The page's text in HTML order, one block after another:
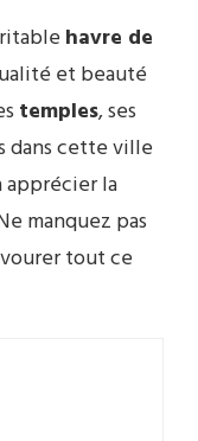
havre de
et beauté
temples, ses
dans cette ville
la
manquez pas
tout ce